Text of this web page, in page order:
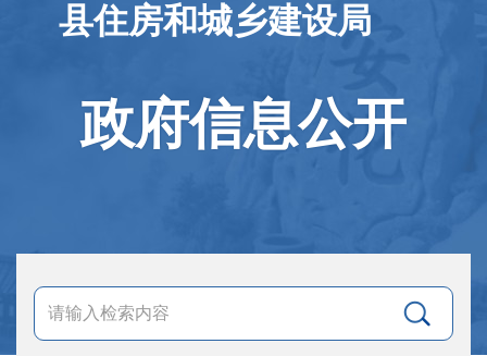
县住房和城乡建设局
政府信息公开